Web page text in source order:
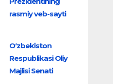
rasmiy veb-sayti
O‘zbekiston
Respublikasi Oliy
Majlisi Senati